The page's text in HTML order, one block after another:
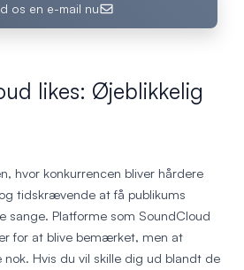
os en e-mail nu
likes: Øjeblikkelig
hvor konkurrencen bliver hårdere
tidskrævende at få publikums
sange. Platforme som SoundCloud
for at blive bemærket, men at
nok. Hvis du vil skille dig ud blandt de